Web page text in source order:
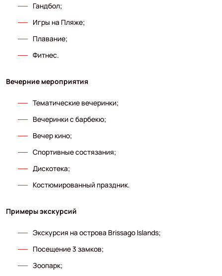
Гандбол;
Игры на Пляже;
Плавание;
Фитнес.
Вечерние мероприятия
Тематические вечеринки;
Вечеринки с барбекю;
Вечер кино;
Спортивные состязания;
Дискотека;
Костюмированный праздник.
Примеры экскурсий
Экскурсия на острова Brissago Islands;
Посещение 3 замков;
Зоопарк;